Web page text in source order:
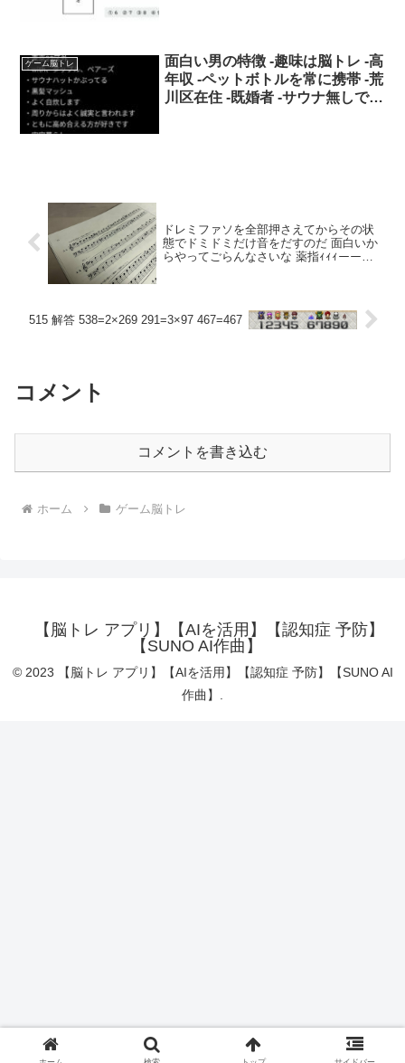
ぞれ11）になるようにしました。
ウに入る数字が5のとき、キに入
る数字を次の①～④から1つ選び
ゲーム脳トレ
面白い男の特徴 -趣味は脳トレ -高
年収 -ペットボトルを常に携帯 -荒
川区在住 -既婚者 -サウナ無しで体
ドレミファソを全部押さえてからその状
態でドミドミだけ音をだすのだ 面白いか
らやってごらんなさいな 薬指ｨｨｨーーっ
いのもあって園児仕様のババア音楽教室
超たのしいです
515 解答 538=2×269 291=3×97 467=467
コメント
コメントを書き込む
ホーム ゲーム脳トレ
【脳トレ アプリ】【AIを活用】【認知症 予防】
【SUNO AI作曲】
© 2023 【脳トレ アプリ】【AIを活用】【認知症 予防】【SUNO AI
作曲】.